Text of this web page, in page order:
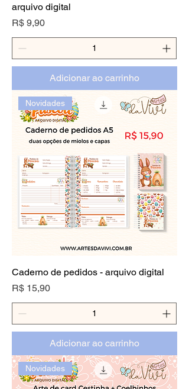
arquivo digital
Preço
R$ 9,90
Adicionar ao carrinho
Novidades
Caderno de pedidos - arquivo digital
Preço
R$ 15,90
Adicionar ao carrinho
Novidades